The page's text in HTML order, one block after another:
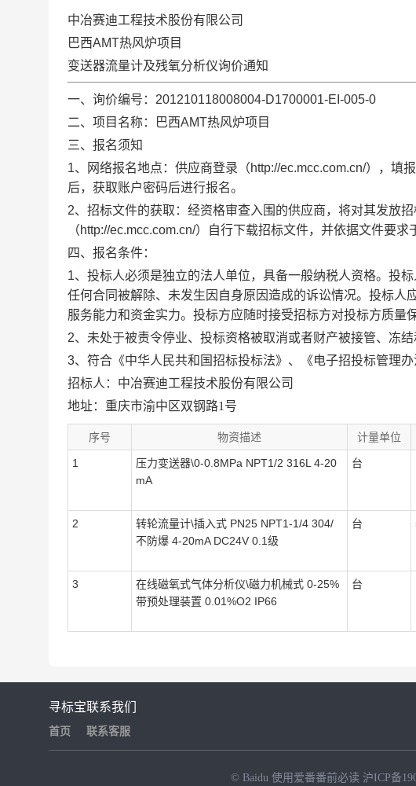
中冶赛迪工程技术股份有限公司
巴西AMT热风炉项目
变送器流量计及残氧分析仪询价通知
一、询价编号 ： 201210118008004-D1700001-EI-005-0
二、项目名称： 巴西AMT热风炉项目
三、 报名须知
1、网络报名地点：供应商登录（http://ec.mcc.com.cn/），填
后，获取账户密码后进行报名。
2、招标文件的获取：经资格审查入围的供应商，将对其发放
（http://ec.mcc.com.cn/）自行下载招标文件，并依据文件要求
四、报名条件：
1、投标人必须是独立的法人单位，具备一般纳税人资格。投
任何合同被解除、未发生因自身原因造成的诉讼情况。投标
服务能力和资金实力。投标方应随时接受招标方对投标方质量
2、未处于被责令停业、投标资格被取消或者财产被接管、冻结
3、符合《中华人民共和国招标投标法》、《电子招投标管理办
招标人： 中冶赛迪工程技术股份有限公司
地址：重庆市渝中区双钢路1号
序号 物资描述 计量单位
1
压力变送器\0-0.8MPa NPT1/2 316L 4-20
mA
台
2
转轮流量计\插入式 PN25 NPT1-1/4 304/
不防爆 4-20mA DC24V 0.1级
台
3
在线磁氧式气体分析仪\磁力机械式 0-25%
带预处理装置 0.01%O2 IP66
台
寻标宝
首页
联系我们
联系客服
© Baidu 使用爱番番前必读 沪ICP备